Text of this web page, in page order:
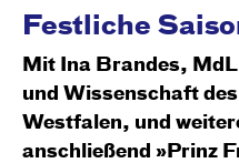
Festliche
Mit Ina Brandes,
und Wissenschaft
Westfalen, und
anschließend »Prinz